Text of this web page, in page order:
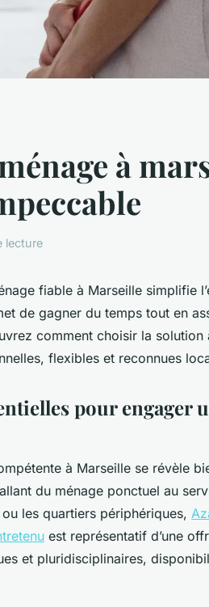
à
lecture
fiable à Marseille simplifie
de gagner du temps tout en
comment choisir la
flexibles et reconnues
pour engager
à Marseille se révèle
du ménage ponctuel au
les quartiers périphériques,
est représentatif d’une
et pluridisciplinaires,